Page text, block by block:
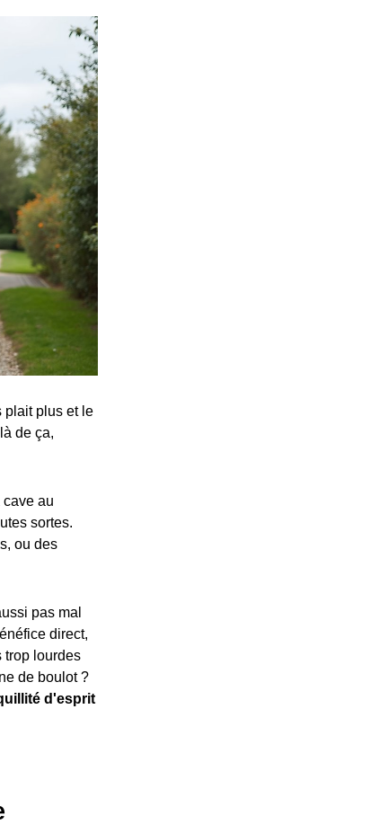
plait plus et le
de ça,
au
sortes.
ou des
pas mal
direct,
trop lourdes
de boulot ?
d'esprit